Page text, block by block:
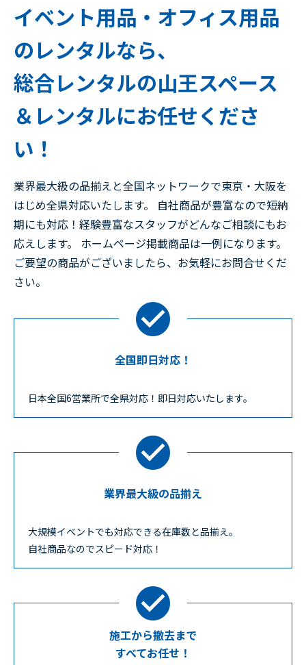
イベント用品・オフィス用品
のレンタルなら、
総合レンタルの山王スペース
＆レンタルにお任せくださ
い！
業界最大級の品揃えと全国ネットワークで東京・大阪を
はじめ全県対応いたします。 自社商品が豊富なので短納
期にも対応！経験豊富なスタッフがどんなご相談にもお
応えします。 ホームページ掲載商品は一例になります。
ご要望の商品がございましたら、お気軽にお問合せくだ
さい。
全国即日対応！
日本全国6営業所で全県対応！即日対応いたします。
業界最大級の品揃え
大規模イベントでも対応できる在庫数と品揃え。
自社商品なのでスピード対応！
施工から撤去まで
すべてお任せ！